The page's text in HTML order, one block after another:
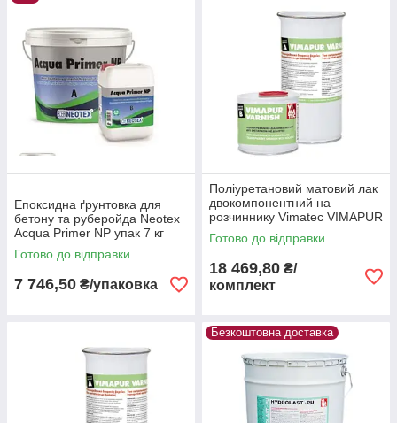
Епоксидна ґрунтовка для
бетону та руберойда Neotex
Acqua Primer NP упак 7 кг
Готово до відправки
7 746,50 ₴/упаковка
Поліуретановий матовий лак
двокомпонентний на
розчиннику Vimatec VIMAPUR
VARNISH mat упак 10 кг
Готово до відправки
18 469,80 ₴/
комплект
Безкоштовна доставка